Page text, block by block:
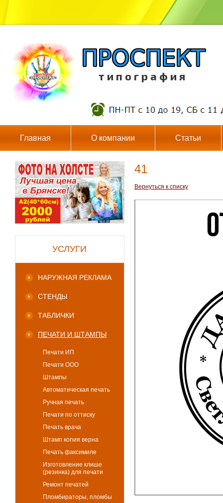
т и п о г р а ф и я
Главная О компании Статьи
УСЛУГИ
НАРУЖНАЯ РЕКЛАМА
СТЕНДЫ
ТАБЛИЧКИ
ПЕЧАТИ И ШТАМПЫ
Печати ИП
Печати ООО
Штампы
Автоматическая печать
Ручная печать
Печати по оттиску
Печать врача
Штамп копия верна
Печать факсимиле
Изготовление клише
(резинка) для печати
Ремонт печатей
Пломбираторы, пломбы
41
Вернуться к списку